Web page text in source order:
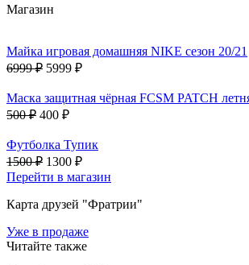
Магазин
Майка игровая домашняя NIKE сезон 20/21
6999 ₽ 5999 ₽
Маска защитная чёрная FCSM PATCH
500 ₽ 400 ₽
Футболка Тупик
1500 ₽ 1300 ₽
Перейти в магазин
Карта друзей "Фратрии"
Уже в продаже
Читайте также